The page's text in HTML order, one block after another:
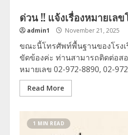
ด่วน !! แจ้งเรื่องหมายเล
admin1 November 21, 2025
ขณะนี้โทรศัพท์พื้นฐานของโรงเ
ขัดข้องค่ะ ท่านสามารถติดต่อส
หมายเลข 02-972-8890, 02-
Read More
1 MIN READ